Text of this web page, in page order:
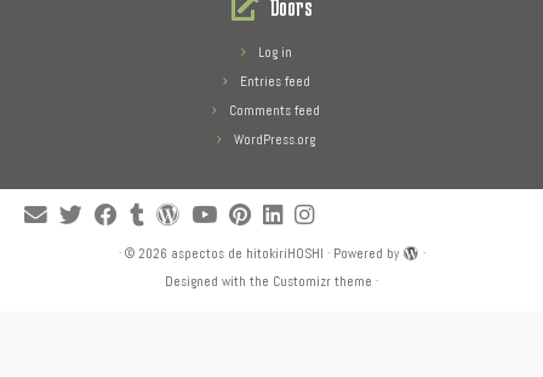
Doors
Log in
Entries feed
Comments feed
WordPress.org
· © 2026 aspectos de hitokiriHOSHI · Powered by
·
Designed with the Customizr theme ·